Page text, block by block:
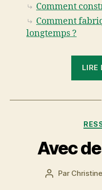
Comment
Comment
longtemps ?
LIRE
Avec
Auteur
Par Christine